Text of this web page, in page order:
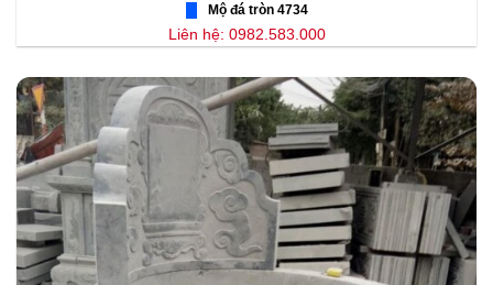
Mộ đá tròn 4734
Liên hệ: 0982.583.000